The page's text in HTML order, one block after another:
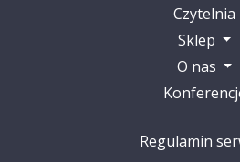
Czytelnia
Sklep
O nas
Regulamin